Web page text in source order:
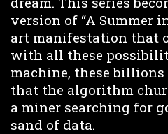
version of “A Summer
art manifestation that
with all these
machine, these
that the algorithm
a miner searching for
sand of data.